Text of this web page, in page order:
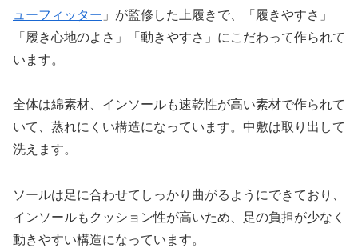
ューフィッター 」が監修した上履きで、「履きやすさ」
「履き心地のよさ」「動きやすさ」にこだわって作られて
います。
全体は綿素材、インソールも速乾性が高い素材で作られて
いて、蒸れにくい構造になっています。中敷は取り出して
洗えます。
ソールは足に合わせてしっかり曲がるようにできており、
インソールもクッション性が高いため、足の負担が少なく
動きやすい構造になっています。